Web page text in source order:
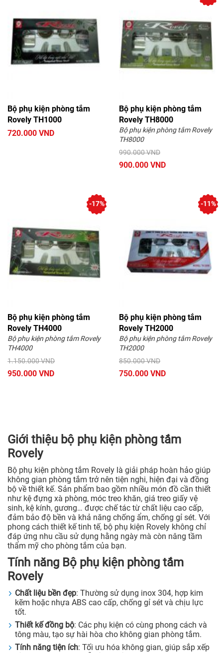
Bộ phụ kiện phòng tắm
Rovely TH1000
720.000 VND
Bộ phụ kiện phòng tắm
Rovely TH8000
Bộ phụ kiện phòng tắm Rovely
TH8000
990.000 VND
900.000 VND
Bộ phụ kiện phòng tắm
Rovely TH4000
Bộ phụ kiện phòng tắm Rovely
TH4000
1.150.000 VND
950.000 VND
-17%
Bộ phụ kiện phòng tắm
Rovely TH2000
Bộ phụ kiện phòng tắm Rovely
TH2000
850.000 VND
750.000 VND
-11%
Giới thiệu bộ phụ kiện phòng tắm
Rovely
Bộ phụ kiện phòng tắm Rovely là giải pháp hoàn hảo giúp
không gian phòng tắm trở nên tiện nghi, hiện đại và đồng
bộ về thiết kế. Sản phẩm bao gồm nhiều món đồ cần thiết
như kệ đựng xà phòng, móc treo khăn, giá treo giấy vệ
sinh, kệ kính, gương… được chế tác từ chất liệu cao cấp,
đảm bảo độ bền và khả năng chống ẩm, chống gỉ sét. Với
phong cách thiết kế tinh tế, bộ phụ kiện Rovely không chỉ
đáp ứng nhu cầu sử dụng hằng ngày mà còn nâng tầm
thẩm mỹ cho phòng tắm của bạn.
Tính năng Bộ phụ kiện phòng tắm
Rovely
Chất liệu bền đẹp: Thường sử dụng inox 304, hợp kim
kẽm hoặc nhựa ABS cao cấp, chống gỉ sét và chịu lực
tốt.
Thiết kế đồng bộ: Các phụ kiện có cùng phong cách và
tông màu, tạo sự hài hòa cho không gian phòng tắm.
Tính năng tiện ích: Tối ưu hóa không gian, giúp sắp xếp